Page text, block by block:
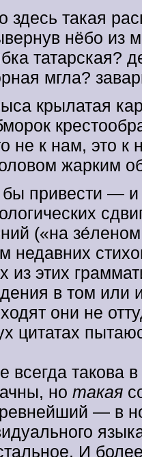
здесь такая
нёбо из
татарская?
мгла?
крылатая
не к нам, это к
жарким
привести —
(«на
недавних
из этих
в том или
они не
цитатах
всегда такова
но такая
— в
И